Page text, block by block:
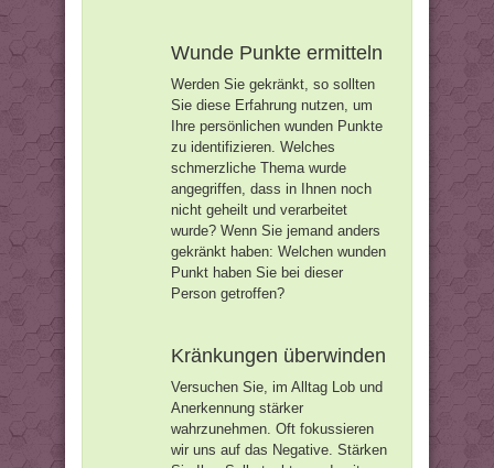
Wunde Punkte ermitteln
Werden Sie gekränkt, so sollten
Sie diese Erfahrung nutzen, um
Ihre persönlichen wunden Punkte
zu identifizieren. Welches
schmerzliche Thema wurde
angegriffen, dass in Ihnen noch
nicht geheilt und verarbeitet
wurde? Wenn Sie jemand anders
gekränkt haben: Welchen wunden
Punkt haben Sie bei dieser
Person getroffen?
Kränkungen überwinden
Versuchen Sie, im Alltag Lob und
Anerkennung stärker
wahrzunehmen. Oft fokussieren
wir uns auf das Negative. Stärken